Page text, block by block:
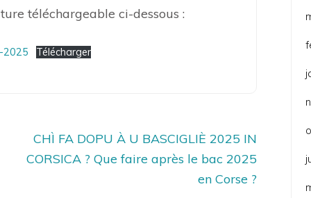
téléchargeable ci-dessous :
2025 Télécharger
CHÌ FA DOPU À U BASCIGLIÈ 2025 IN
CORSICA ? Que faire après le bac 2025
en Corse ?